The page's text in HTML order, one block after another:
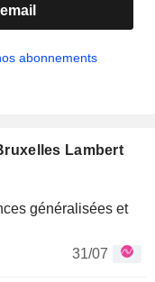
abonnements
Lambert
généralisées et
31/07